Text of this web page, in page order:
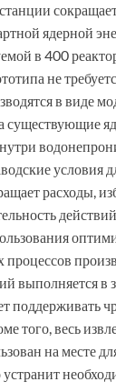
ядерной
в 400
не
в виде
существующие
условия
расходы,
выполняется в
поддерживать
того, весь
на месте